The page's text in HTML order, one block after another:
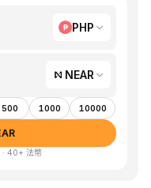
PHP
NEAR
500 1000 10000
· 40+ 法幣